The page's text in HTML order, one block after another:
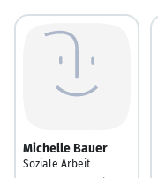
Michelle Bauer
Soziale Arbeit